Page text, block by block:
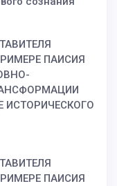
ПАИСИЯ
ИСТОРИЧЕСКОГО
ПАИСИЯ